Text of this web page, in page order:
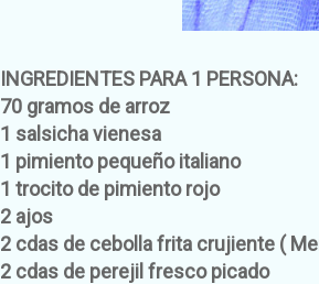
INGREDIENTES PARA 1 PERSONA:
70 gramos de arroz
1 salsicha vienesa
1 pimiento pequeño italiano
1 trocito de pimiento rojo
2 ajos
2 cdas de cebolla frita crujiente (
2 cdas de perejil fresco picado